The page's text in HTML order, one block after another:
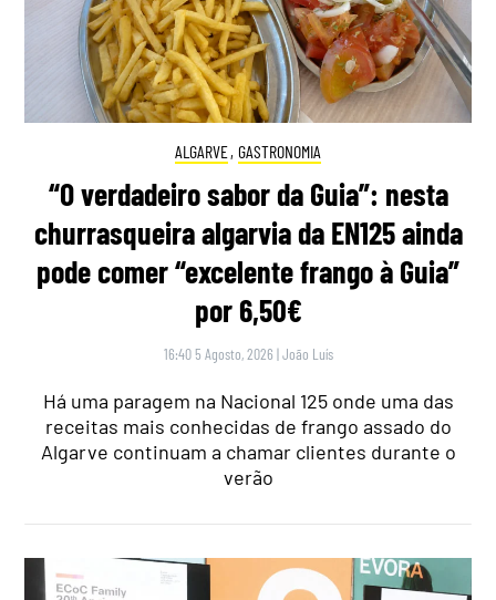
ALGARVE, GASTRONOMIA
“O verdadeiro sabor da Guia”: nesta
churrasqueira algarvia da EN125 ainda
pode comer “excelente frango à Guia”
por 6,50€
16:40 5 Agosto, 2026 |João Luís
Há uma paragem na Nacional 125 onde uma das
receitas mais conhecidas de frango assado do
Algarve continuam a chamar clientes durante o
verão